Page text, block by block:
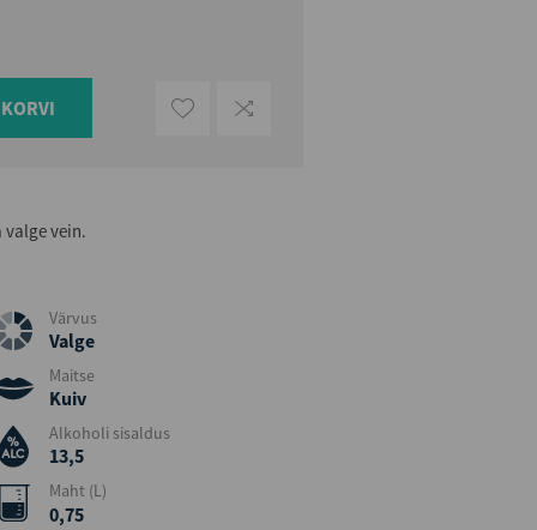
valge vein.
Värvus
Valge
Maitse
Kuiv
Alkoholi sisaldus
13,5
Maht (L)
0,75